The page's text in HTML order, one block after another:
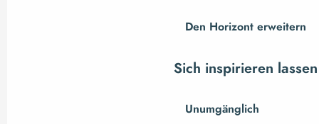
Den Horizont erweitern
Sich inspirieren lassen
Unumgänglich